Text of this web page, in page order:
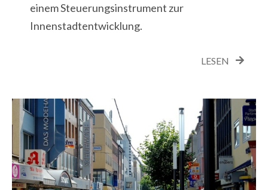
einem Steuerungsinstrument zur
Innenstadtentwicklung.
LESEN